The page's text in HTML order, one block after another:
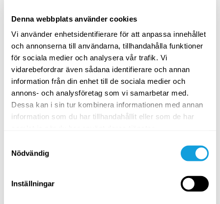
Denna webbplats använder cookies
Vi använder enhetsidentifierare för att anpassa innehållet
och annonserna till användarna, tillhandahålla funktioner
för sociala medier och analysera vår trafik. Vi
vidarebefordrar även sådana identifierare och annan
information från din enhet till de sociala medier och
annons- och analysföretag som vi samarbetar med.
Dessa kan i sin tur kombinera informationen med annan
information som du har tillhandahållit eller som de har
Nödvändig
Inställningar
A grounding meditation using sight, sound, and bodily
sensations to help you gently settle the mind.
SPARA TILL FAVORITER
30 min